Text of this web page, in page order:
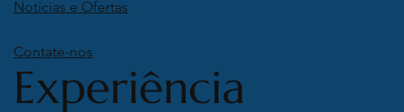
Notícias e Ofertas
Contate-nos
Experiência